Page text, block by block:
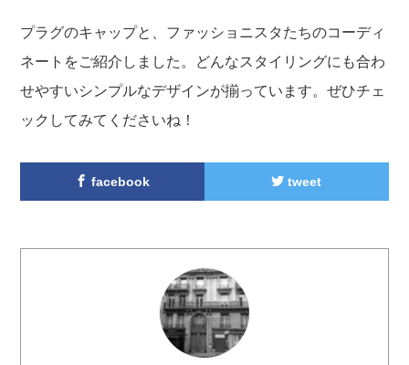
プラグのキャップと、ファッショニスタたちのコーディ
ネートをご紹介しました。どんなスタイリングにも合わ
せやすいシンプルなデザインが揃っています。ぜひチェ
ックしてみてくださいね！
facebook tweet